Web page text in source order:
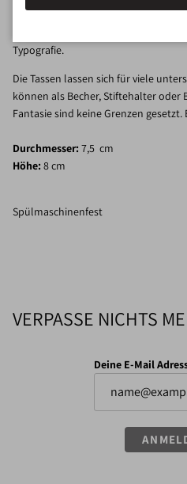
Typografie.
Die Tassen lassen sich für viele
können als Becher, Stiftehalter
Fantasie sind keine Grenzen gesetzt.
Durchmesser: 7,5 cm
Höhe: 8 cm
Spülmaschinenfest
VERPASSE NICHTS
Deine E-Mail